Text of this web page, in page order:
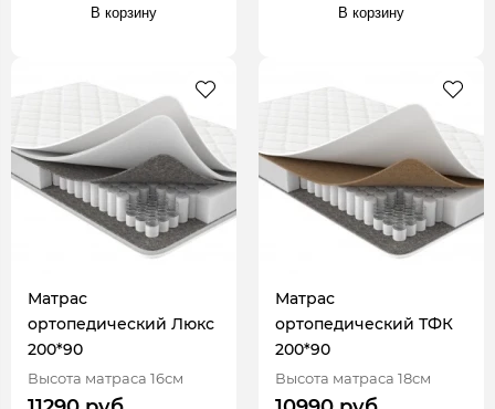
В корзину В корзину
Матрас
ортопедический Люкс
200*90
Высота матраса 16см
Матрас
ортопедический ТФК
200*90
Высота матраса 18см